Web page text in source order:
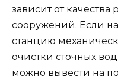
зависит от качества
сооружений. Если
станцию
очистки сточных
можно вывести на